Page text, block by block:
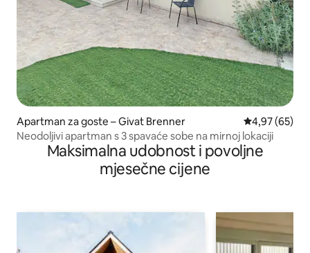
Apartman za goste – Givat Brenner Prosječna
4,97 (65)
Neodoljivi apartman s 3 spavaće sobe na mirnoj lokaciji
Maksimalna udobnost i povoljne
mjesečne cijene